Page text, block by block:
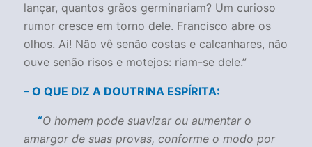
lançar, quantos grãos germinariam? Um curioso
rumor cresce em torno dele. Francisco abre os
olhos. Ai! Não vê senão costas e calcanhares, não
ouve senão risos e motejos: riam-se dele.”
– O QUE DIZ A DOUTRINA ESPÍRITA:
“O homem pode suavizar ou aumentar o
amargor de suas provas, conforme o modo por